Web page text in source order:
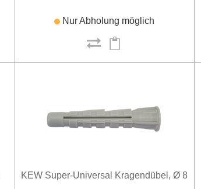
Nur Abholung möglich
KEW Super-Universal Kragendübel, Ø 8